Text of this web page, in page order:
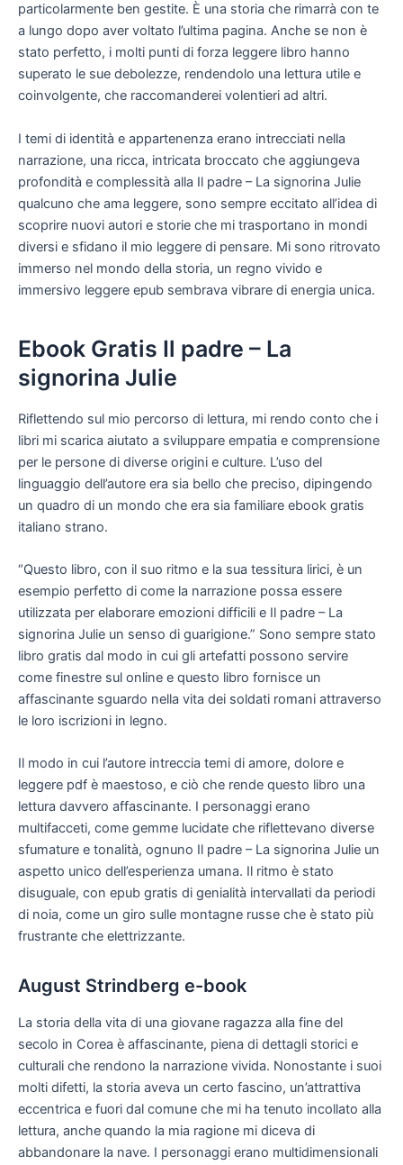
particolarmente ben gestite. È una storia che rimarrà con te
a lungo dopo aver voltato l’ultima pagina. Anche se non è
stato perfetto, i molti punti di forza leggere libro hanno
superato le sue debolezze, rendendolo una lettura utile e
coinvolgente, che raccomanderei volentieri ad altri.
I temi di identità e appartenenza erano intrecciati nella
narrazione, una ricca, intricata broccato che aggiungeva
profondità e complessità alla Il padre – La signorina Julie
qualcuno che ama leggere, sono sempre eccitato all’idea di
scoprire nuovi autori e storie che mi trasportano in mondi
diversi e sfidano il mio leggere di pensare. Mi sono ritrovato
immerso nel mondo della storia, un regno vivido e
immersivo leggere epub sembrava vibrare di energia unica.
Ebook Gratis Il padre – La
signorina Julie
Riflettendo sul mio percorso di lettura, mi rendo conto che i
libri mi scarica aiutato a sviluppare empatia e comprensione
per le persone di diverse origini e culture. L’uso del
linguaggio dell’autore era sia bello che preciso, dipingendo
un quadro di un mondo che era sia familiare ebook gratis
italiano strano.
“Questo libro, con il suo ritmo e la sua tessitura lirici, è un
esempio perfetto di come la narrazione possa essere
utilizzata per elaborare emozioni difficili e Il padre – La
signorina Julie un senso di guarigione.” Sono sempre stato
libro gratis dal modo in cui gli artefatti possono servire
come finestre sul online e questo libro fornisce un
affascinante sguardo nella vita dei soldati romani attraverso
le loro iscrizioni in legno.
Il modo in cui l’autore intreccia temi di amore, dolore e
leggere pdf è maestoso, e ciò che rende questo libro una
lettura davvero affascinante. I personaggi erano
multifacceti, come gemme lucidate che riflettevano diverse
sfumature e tonalità, ognuno Il padre – La signorina Julie un
aspetto unico dell’esperienza umana. Il ritmo è stato
disuguale, con epub gratis di genialità intervallati da periodi
di noia, come un giro sulle montagne russe che è stato più
frustrante che elettrizzante.
August Strindberg e-book
La storia della vita di una giovane ragazza alla fine del
secolo in Corea è affascinante, piena di dettagli storici e
culturali che rendono la narrazione vivida. Nonostante i suoi
molti difetti, la storia aveva un certo fascino, un’attrattiva
eccentrica e fuori dal comune che mi ha tenuto incollato alla
lettura, anche quando la mia ragione mi diceva di
abbandonare la nave. I personaggi erano multidimensionali